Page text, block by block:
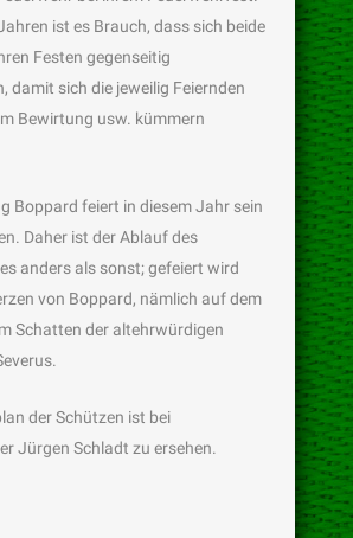
ist es Brauch, dass sich beide
Festen gegenseitig
damit sich die jeweilig Feiernden
Bewirtung usw. kümmern
Boppard feiert in diesem Jahr sein
Daher ist der Ablauf des
anders als sonst; gefeiert wird
von Boppard, nämlich auf dem
Schatten der altehrwürdigen
der Schützen ist bei
Jürgen Schladt zu ersehen.